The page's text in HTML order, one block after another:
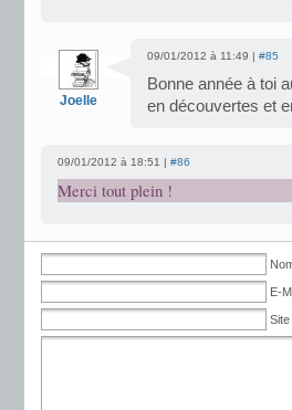
Joelle
09/01/2012 à 11:49 | #85
Bonne année à toi
en découvertes et
09/01/2012 à 18:51 | #86
Merci tout plein !
E-